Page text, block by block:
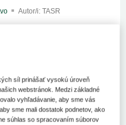
Autor/i: TASR
Slovenska chce
pracovisko intervenčnej
operačného zákroku
(VšZP).
podobných výkonov
síl prinášať vysokú úroveň
webstránok. Medzi základné
vyhľadávanie, aby sme vás
sme mali dostatok podnetov, ako
súhlas so spracovaním súborov